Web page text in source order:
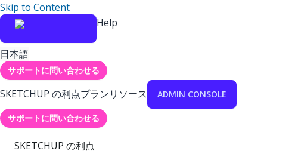
Skip to Content
Help
日本語
サポートに問い合わせる
SKETCHUP の利点プランリソース ADMIN CONSOLE
サポートに問い合わせる
SKETCHUP の利点